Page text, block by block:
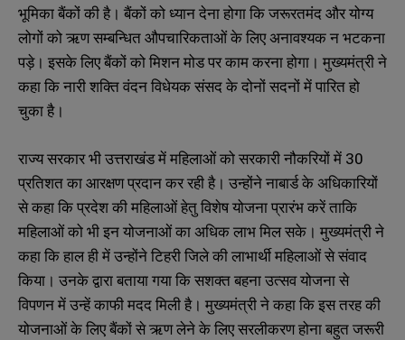
भूमिका बैंकों की है। बैंकों को ध्यान देना होगा कि जरूरतमंद और योग्य
लोगों को ऋण सम्बन्धित औपचारिकताओं के लिए अनावश्यक न भटकना
पड़े। इसके लिए बैंकों को मिशन मोड पर काम करना होगा। मुख्यमंत्री ने
कहा कि नारी शक्ति वंदन विधेयक संसद के दोनों सदनों में पारित हो
चुका है।
राज्य सरकार भी उत्तराखंड में महिलाओं को सरकारी नौकरियों में 30
प्रतिशत का आरक्षण प्रदान कर रही है। उन्होंने नाबार्ड के अधिकारियों
से कहा कि प्रदेश की महिलाओं हेतु विशेष योजना प्रारंभ करें ताकि
महिलाओं को भी इन योजनाओं का अधिक लाभ मिल सके। मुख्यमंत्री ने
कहा कि हाल ही में उन्होंने टिहरी जिले की लाभार्थी महिलाओं से संवाद
किया। उनके द्वारा बताया गया कि सशक्त बहना उत्सव योजना से
विपणन में उन्हें काफी मदद मिली है। मुख्यमंत्री ने कहा कि इस तरह की
योजनाओं के लिए बैंकों से ऋण लेने के लिए सरलीकरण होना बहुत जरूरी